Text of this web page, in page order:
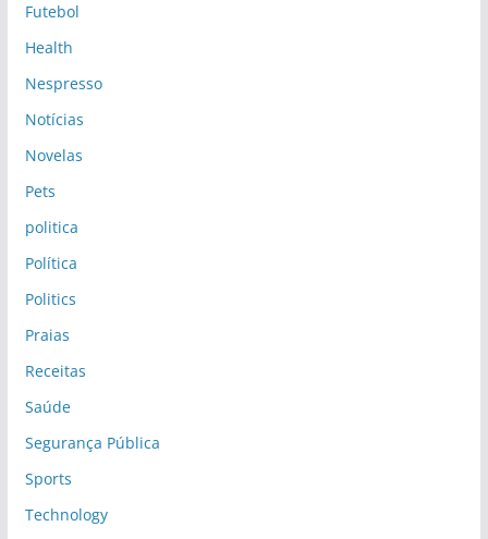
Futebol
Health
Nespresso
Notícias
Novelas
Pets
politica
Política
Politics
Praias
Receitas
Saúde
Segurança Pública
Sports
Technology